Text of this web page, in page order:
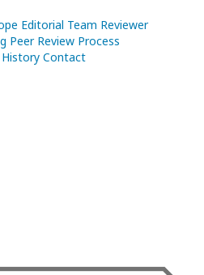
Editorial Team Reviewer
Peer Review Process
History Contact